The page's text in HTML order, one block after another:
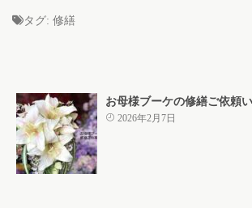
タグ: 修繕
お母様ブーケの修繕ご依頼
2026年2月7日